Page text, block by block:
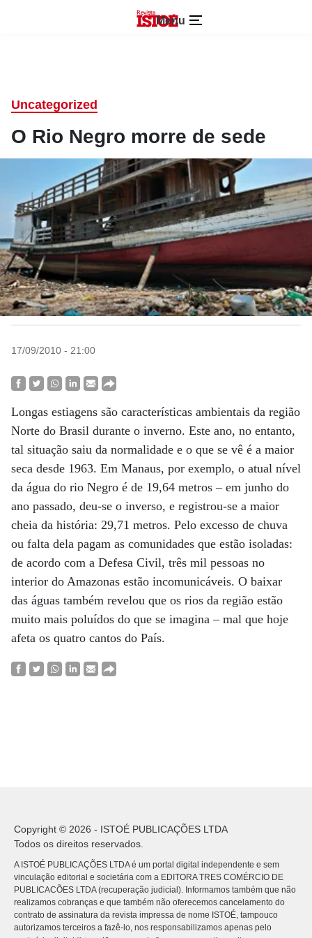
Menu
Uncategorized
O Rio Negro morre de sede
17/09/2010 - 21:00
Longas estiagens são características ambientais da região
Norte do Brasil durante o inverno. Este ano, no entanto,
tal situação saiu da normalidade e o que se vê é a maior
seca desde 1963. Em Manaus, por exemplo, o atual nível
da água do rio Negro é de 19,64 metros – em junho do
ano passado, deu-se o inverso, e registrou-se a maior
cheia da história: 29,71 metros. Pelo excesso de chuva
ou falta dela pagam as comunidades que estão isoladas:
de acordo com a Defesa Civil, três mil pessoas no
interior do Amazonas estão incomunicáveis. O baixar
das águas também revelou que os rios da região estão
muito mais poluídos do que se imagina – mal que hoje
afeta os quatro cantos do País.
Copyright © 2026 - ISTOÉ PUBLICAÇÕES LTDA
Todos os direitos reservados.
A ISTOÉ PUBLICAÇÕES LTDA é um portal digital independente e sem
vinculação editorial e societária com a EDITORA TRES COMÉRCIO DE
PUBLICACÕES LTDA (recuperação judicial). Informamos também que não
realizamos cobranças e que também não oferecemos cancelamento do
contrato de assinatura da revista impressa de nome ISTOÉ, tampouco
autorizamos terceiros a fazê-lo, nos responsabilizamos apenas pelo